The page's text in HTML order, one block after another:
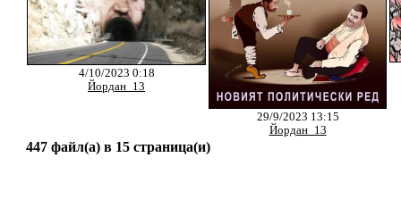
4/10/2023 0:18
Йордан_13
29/9/2023 13:15
Йордан_13
447 файл(а) в 15 страница(и)